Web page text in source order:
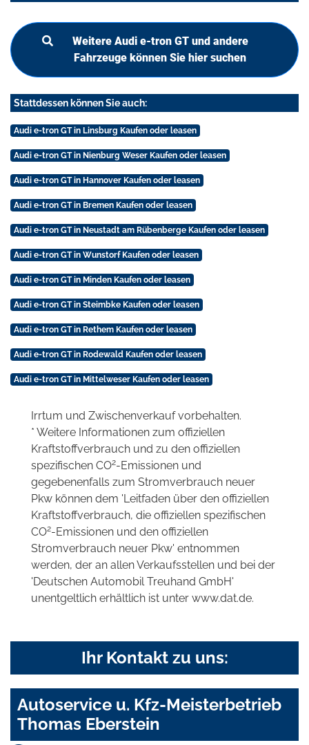
Weitere Audi e-tron GT und andere
Fahrzeuge können Sie hier suchen
Stattdessen können Sie auch:
Audi e-tron GT in Linsburg Kaufen oder leasen
Audi e-tron GT in Nienburg Weser Kaufen oder leasen
Audi e-tron GT in Hannover Kaufen oder leasen
Audi e-tron GT in Bremen Kaufen oder leasen
Audi e-tron GT in Neustadt am Rübenberge Kaufen oder leasen
Audi e-tron GT in Wunstorf Kaufen oder leasen
Audi e-tron GT in Minden Kaufen oder leasen
Audi e-tron GT in Steimbke Kaufen oder leasen
Audi e-tron GT in Rethem Kaufen oder leasen
Audi e-tron GT in Rodewald Kaufen oder leasen
Audi e-tron GT in Mittelweser Kaufen oder leasen
Irrtum und Zwischenverkauf vorbehalten.
* Weitere Informationen zum offiziellen
Kraftstoffverbrauch und zu den offiziellen
spezifischen CO2-Emissionen und
gegebenenfalls zum Stromverbrauch neuer
Pkw können dem 'Leitfaden über den offiziellen
Kraftstoffverbrauch, die offiziellen spezifischen
CO2-Emissionen und den offiziellen
Stromverbrauch neuer Pkw' entnommen
werden, der an allen Verkaufsstellen und bei der
'Deutschen Automobil Treuhand GmbH'
unentgeltlich erhältlich ist unter www.dat.de.
Ihr Kontakt zu uns:
Autoservice u. Kfz-Meisterbetrieb
Thomas Eberstein